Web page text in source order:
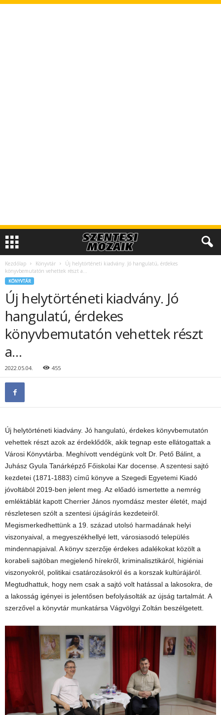
Kezdőlap Könyvtár
Új helytörténeti kiadvány. Jó hangulatú, érdekes
könyvbemutatón vehettek részt a…
KÖNYVTÁR
Új helytörténeti kiadvány. Jó
hangulatú, érdekes
könyvbemutatón vehettek részt
a…
2022.05.04. 455
Új helytörténeti kiadvány. Jó hangulatú, érdekes könyvbemutatón
vehettek részt azok az érdeklődők, akik tegnap este ellátogattak a
Városi Könyvtárba. Meghívott vendégünk volt Dr. Pető Bálint, a
Juhász Gyula Tanárképző Főiskolai Kar docense. A szentesi sajtó
kezdetei (1871-1883) című könyve a Szegedi Egyetemi Kiadó
jóvoltából 2019-ben jelent meg. Az előadó ismertette a nemrég
emléktáblát kapott Cherrier János nyomdász mester életét, majd
részletesen szólt a szentesi újságírás kezdeteiről.
Megismerkedhettünk a 19. század utolsó harmadának helyi
viszonyaival, a megyeszékhellyé lett, városiasodó település
mindennapjaival. A könyv szerzője érdekes adalékokat közölt a
korabeli sajtóban megjelenő hírekről, kriminalisztikáról, higiéniai
viszonyokról, politikai csatározásokról és a korszak kultúrájáról.
Megtudhattuk, hogy nem csak a sajtó volt hatással a lakosokra, de
a lakosság igényei is jelentősen befolyásolták az újság tartalmát. A
szerzővel a könyvtár munkatársa Vágvölgyi Zoltán beszélgetett.